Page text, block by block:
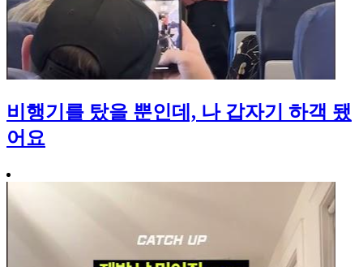
비행기를 탔을 뿐인데, 나 갑자기 하객 됐
어요